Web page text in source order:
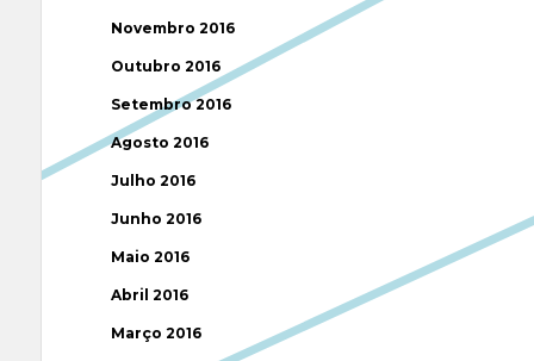
Novembro 2016
Outubro 2016
Setembro 2016
Agosto 2016
Julho 2016
Junho 2016
Maio 2016
Abril 2016
Março 2016